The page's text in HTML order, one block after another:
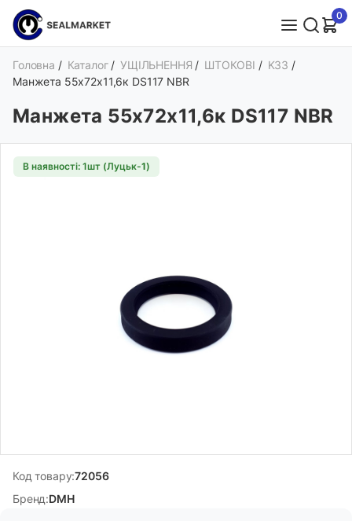
0
Головна / Каталог /УЩІЛЬНЕННЯ / ШТОКОВІ / K33 /
Манжета 55х72х11,6к DS117 NBR
Манжета 55х72х11,6к DS117 NBR
В наявності: 1шт (Луцьк-1)
Код товару:72056
Бренд:DMH